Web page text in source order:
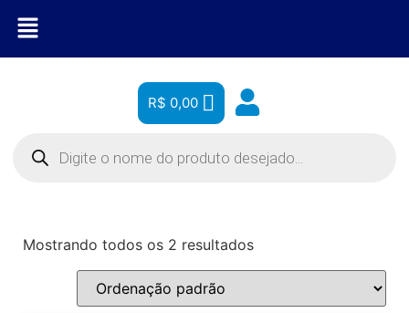
R$ 0,00
Mostrando todos os 2 resultados